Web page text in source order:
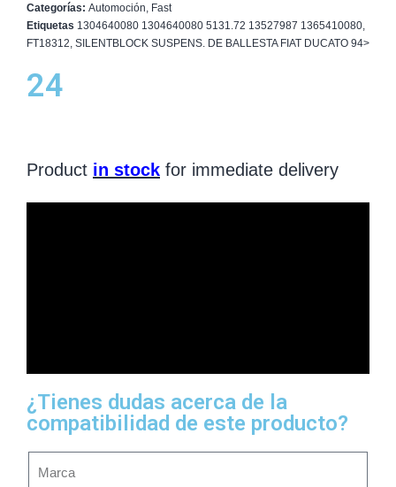
Categorías: Automoción Fast
Etiquetas 1304640080 1304640080 5131.72 13527987 1365410080
FT18312 SILENTBLOCK SUSPENS. DE BALLESTA FIAT DUCATO 94>
24
Product in stock for immediate delivery
¿Tienes dudas acerca de la
compatibilidad de este producto?